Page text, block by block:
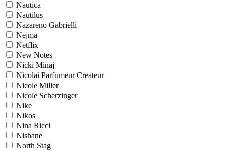
Nautica
Nautilus
Nazareno Gabrielli
Nejma
Netflix
New Notes
Nicki Minaj
Nicolai Parfumeur Createur
Nicole Miller
Nicole Scherzinger
Nike
Nikos
Nina Ricci
Nishane
North Stag